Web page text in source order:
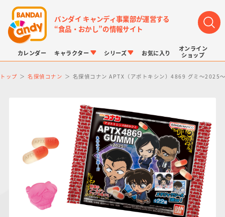
バンダイ キャンディ事業部が運営する
“食品・おかし”の情報サイト
カレンダー キャラクター
LINK TRAVELERS プリキュアシリーズ ドラゴンボール
シリーズ
チョコボックス チョコサプ ポケモンキッズ
お気に入り
オンライン
ショップ
トップ 名探偵コナン 名探偵コナン APTX（アポトキシン）4869 グミ～2025